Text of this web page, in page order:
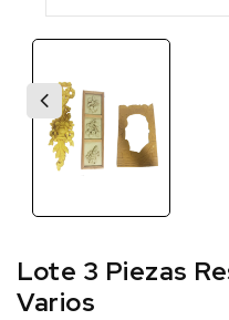
Lote 3 Piezas
Varios